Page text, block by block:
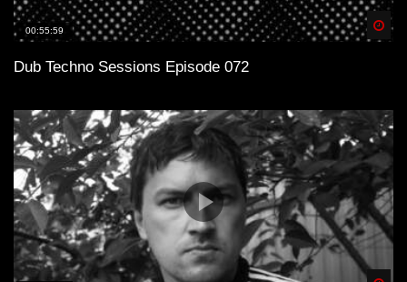
00:55:59
Dub Techno Sessions Episode 072